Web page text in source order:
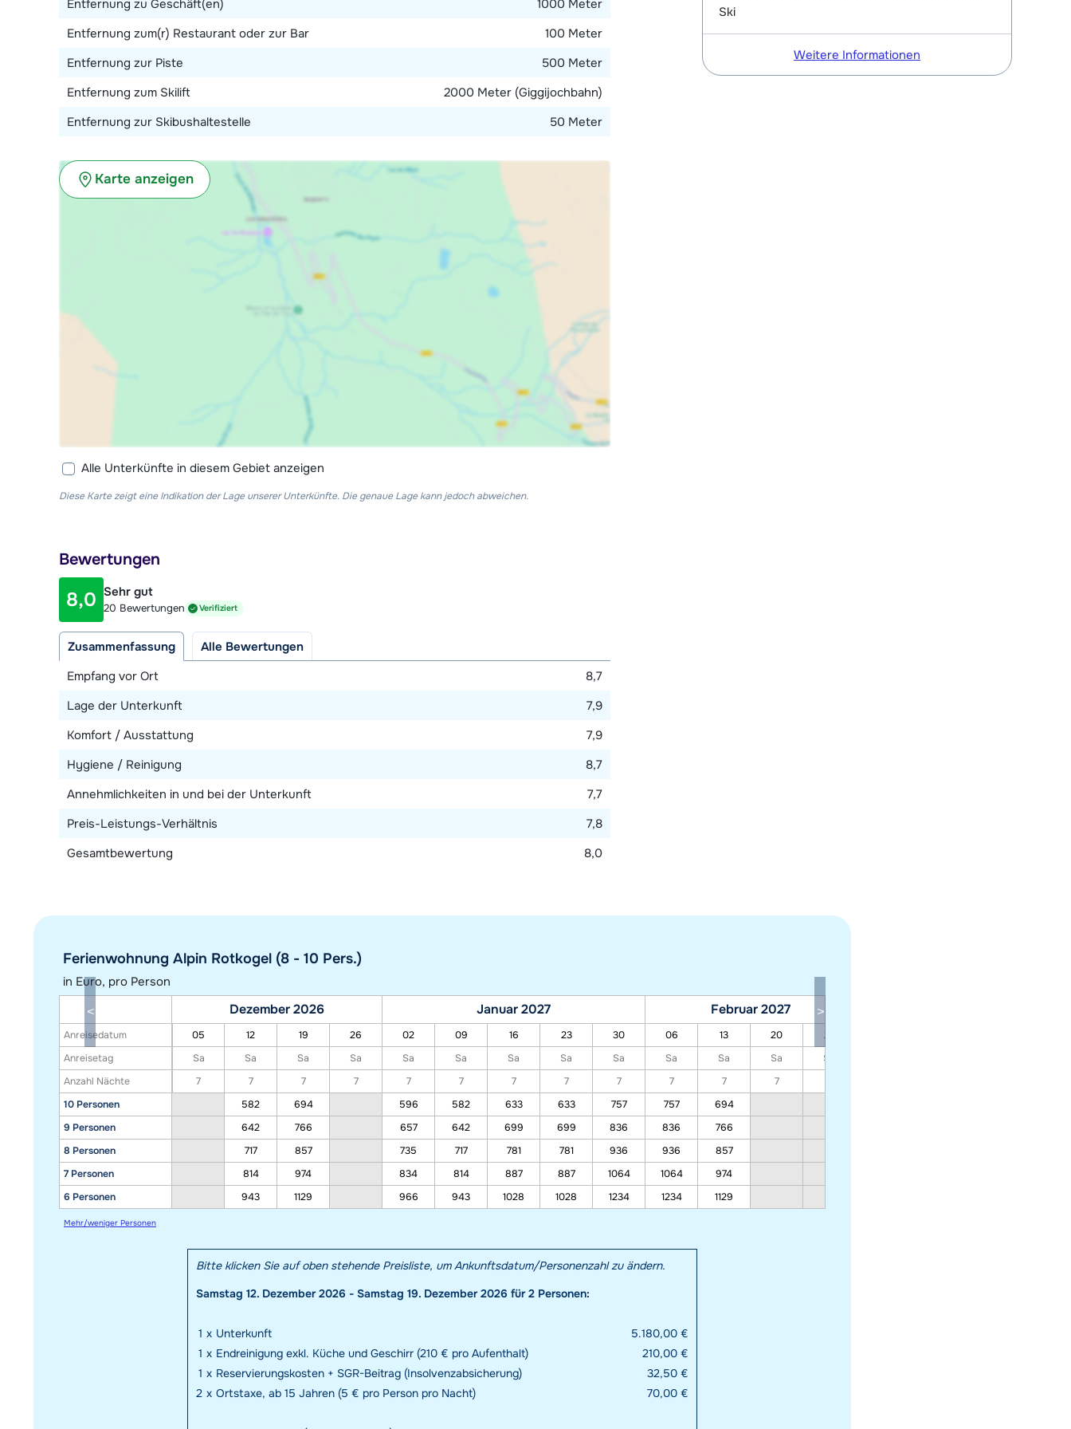
Entfernung zu Geschäft(en)
1000 Meter
Entfernung zum(r) Restaurant oder zur Bar
100 Meter
Entfernung zur Piste
500 Meter
Entfernung zum Skilift
2000 Meter (Giggijochbahn)
Entfernung zur Skibushaltestelle
50 Meter
Karte anzeigen
Alle Unterkünfte in diesem Gebiet anzeigen
Diese Karte zeigt eine Indikation der Lage unserer Unterkünfte. Die genaue Lage kann jedoch abweichen.
Bewertungen
8,0 Sehr gut
20 Bewertungen Verifiziert
Zusammenfassung
Alle Bewertungen
Empfang vor Ort
8,7
Lage der Unterkunft
7,9
Komfort / Ausstattung
7,9
Hygiene / Reinigung
8,7
Annehmlichkeiten in und bei der Unterkunft
7,7
Preis-Leistungs-Verhältnis
7,8
Gesamtbewertung
8,0
Ferienwohnung Alpin Rotkogel (8 - 10 Pers.)
in Euro, pro Person
Anreisedatum
Anreisetag
Anzahl Nächte
10 Personen
9 Personen
8 Personen
7 Personen
6 Personen
Dezember 2026 Januar 2027 Februar 2027
05 12 19 26 02 09 16 23 30 06 13 20 27
Sa
Sa Sa Sa Sa Sa Sa Sa Sa Sa Sa Sa Sa
7
7 7 7 7 7 7 7 7 7 7 7
582
694 596 582 633 633 757 757 694
642
766 657 642 699 699 836 836 766
717
857 735 717 781 781 936 936 857
814
974 834 814 887 887 1064 1064 974
943
1129 966 943 1028 1028 1234 1234 1129
Mehr/weniger Personen
Bitte klicken Sie auf oben stehende Preisliste, um Ankunftsdatum/Personenzahl zu ändern.
Samstag 12. Dezember 2026 - Samstag 19. Dezember 2026 für 2 Personen:
1 x Unterkunft
5.180,00 €
1 x Endreinigung exkl. Küche und Geschirr (210 € pro Aufenthalt)
210,00 €
1 x Reservierungskosten + SGR-Beitrag (Insolvenzabsicherung)
32,50 €
2 x Ortstaxe, ab 15 Jahren (5 € pro Person pro Nacht) 70,00 €
Ski
Weitere Informationen